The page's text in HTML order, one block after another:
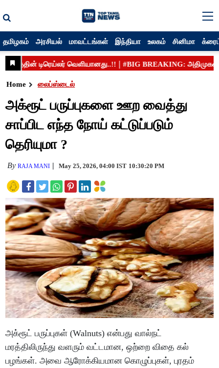
தமிழகம் அரசியல் மாவட்டங்கள் இந்தியா உலகம் சினிமா
Home லைப்ஸ்டைல்
அக்ரூட் பருப்புகளை ஊற வைத்து
சாப்பிட எந்த நோய் கட்டுப்படும்
தெரியுமா ?
ByRAJA MANI May 25, 2026, 04:00 IST 10:30:20 PM
அக்ரூட் பருப்புகள் (Walnuts) என்பது வால்நட்
மரத்திலிருந்து வளரும் வட்டமான, ஒற்றை விதை கல்
பழங்கள். அவை ஆரோக்கியமான கொழுப்புகள், புரதம்